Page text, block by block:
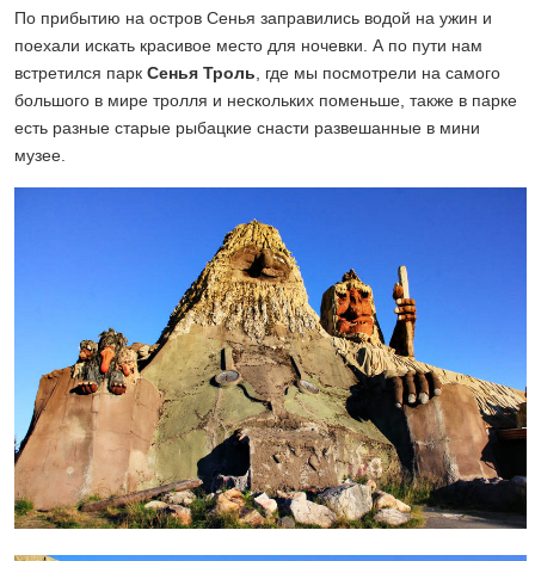
По прибытию на остров Сенья заправились водой на ужин и
поехали искать красивое место для ночевки. А по пути нам
встретился парк Сенья Троль , где мы посмотрели на самого
большого в мире тролля и нескольких поменьше, также в парке
есть разные старые рыбацкие снасти развешанные в мини
музее.